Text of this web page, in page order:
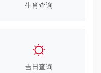
生肖查询
吉日查询